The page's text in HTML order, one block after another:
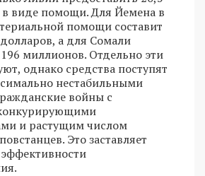
виде помощи. Для Йемена в
помощи составит
а для Сомали
миллионов. Отдельно эти
однако средства поступят
нестабильными
войны с
и растущим числом
Это заставляет